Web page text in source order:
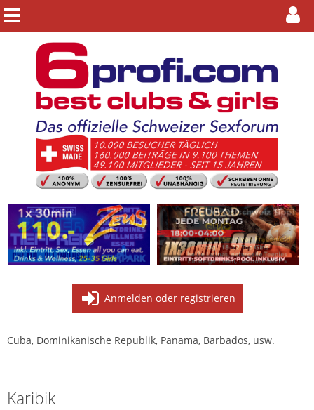
Anmelden oder registrieren
Cuba, Dominikanische Republik, Panama, Barbados, usw.
Karibik